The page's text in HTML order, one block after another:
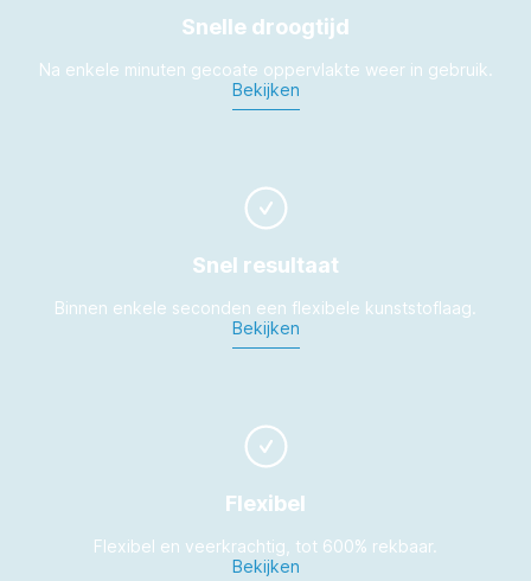
Snelle droogtijd
Na enkele minuten gecoate oppervlakte weer in gebruik.
Bekijken
Snel resultaat
Binnen enkele seconden een flexibele kunststoflaag.
Bekijken
Flexibel
Flexibel en veerkrachtig, tot 600% rekbaar.
Bekijken